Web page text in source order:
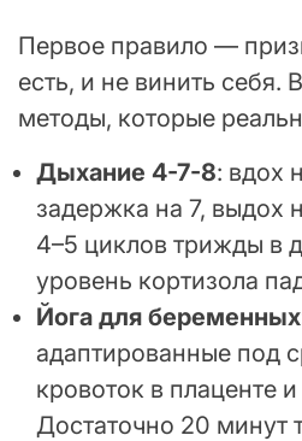
Первое правило —
есть, и не винить себя.
методы, которые
Дыхание 4-7-8: вдох
задержка на 7, выдох
4–5 циклов трижды в
уровень кортизола
Йога для беременных
адаптированные под
кровоток в плаценте
Достаточно 20 минут